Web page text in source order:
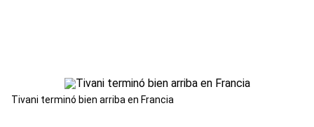
Tivani terminó bien arriba en Francia